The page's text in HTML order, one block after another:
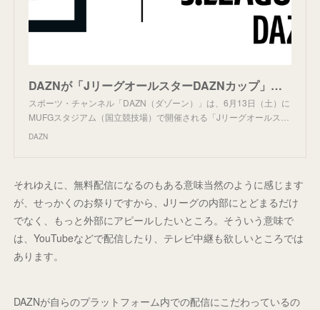
DAZNが「JリーグオールスターDAZNカップ」全試合の無料配信を発表！…全60クラブからJリーグの“いま”を代表するスターが集結 | DAZN News JP
スポーツ・チャンネル「DAZN（ダゾーン）」は、6月13日（土）に
MUFGスタジアム（国立競技場）で開催される「Jリーグオールス…
DAZN
それゆえに、無料配信になるのもある意味当然のように感じます
が、せっかくのお祭りですから、Jリーグの内部にとどまるだけ
でなく、もっと外部にアピールしたいところ。そういう意味で
は、YouTubeなどで配信したり、テレビ中継も欲しいところでは
あります。
DAZNが自らのプラットフォーム内での配信にこだわっているの